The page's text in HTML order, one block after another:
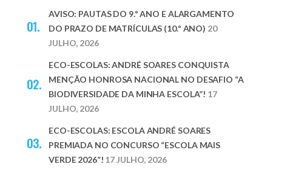
AVISO: PAUTAS DO 9.º ANO E ALARGAMENTO
DO PRAZO DE MATRÍCULAS (10.º ANO) 20
JULHO, 2026
ECO-ESCOLAS: ANDRÉ SOARES CONQUISTA
MENÇÃO HONROSA NACIONAL NO DESAFIO “A
BIODIVERSIDADE DA MINHA ESCOLA”! 17
JULHO, 2026
ECO-ESCOLAS: ESCOLA ANDRÉ SOARES
PREMIADA NO CONCURSO “ESCOLA MAIS
VERDE 2026”! 17 JULHO, 2026